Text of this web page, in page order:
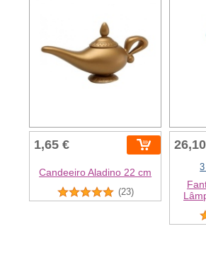
1,65 €
Candeeiro Aladino 22 cm
(23)